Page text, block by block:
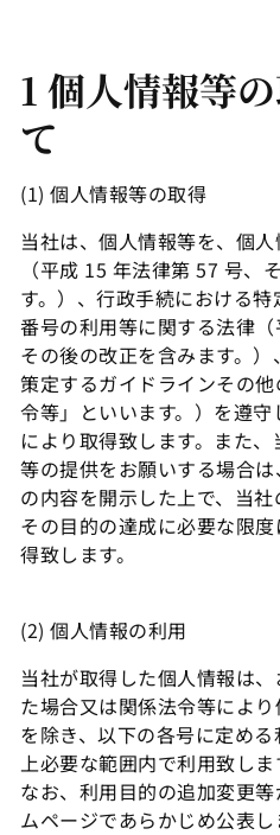
1 個人情報等
て
(1) 個人情報等の取得
当社は、個人情報等を、個
（平成 15 年法律第 57 号、
す。）、行政手続における
番号の利用等に関する法律（
その後の改正を含みます。
策定するガイドラインその
令等」といいます。）を遵
により取得致します。また
等の提供をお願いする場合
の内容を開示した上で、当社
その目的の達成に必要な限
得致します。
(2) 個人情報の利用
当社が取得した個人情報は
た場合又は関係法令等によ
を除き、以下の各号に定め
上必要な範囲内で利用致しま
なお、利用目的の追加変更
ムページであらかじめ公表し
個人情報保護方針
過去のバー
データ連携に関す
データ連携に関する同意書
2025年6月10日
証券会社データ連
証券会社データ連携同意書
UTデータ連携同意
UTデータ連携同意書
2025年11月28日